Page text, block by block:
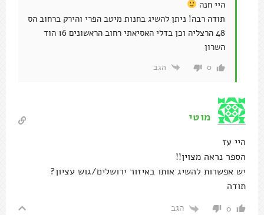
היי חנה
תודה רבה! ניתן להשיג בחנות מיטב הפרי והירק ברחוב הס
48 הרצליה וכן בדלי האסיאתי רחוב הראשונים 16 הוד
השרון
0 הגב
מוטי
היי עז
הספר נראה מצוין!!
יש אפשרות להשיג אותו באיזור ירושלים/גוש עציון?
תודה
0 הגב